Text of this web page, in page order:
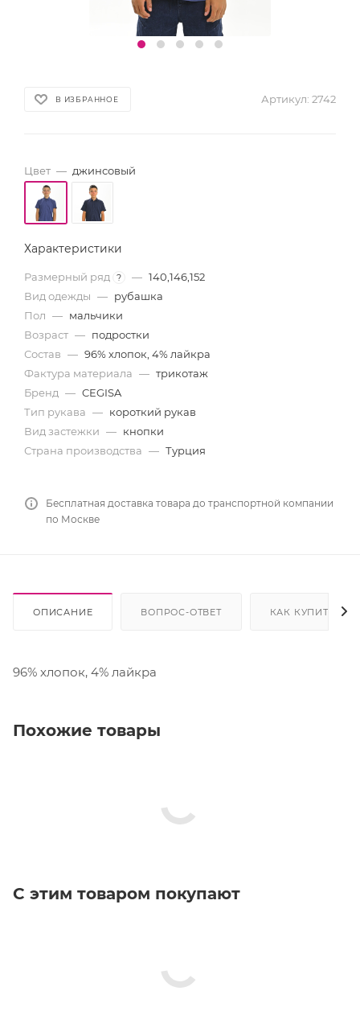
В ИЗБРАННОЕ Артикул: 2742
Цвет — джинсовый
Характеристики
Размерный ряд ? — 140,146,152
Вид одежды — рубашка
Пол — мальчики
Возраст — подростки
Состав — 96% хлопок, 4% лайкра
Фактура материала — трикотаж
Бренд — CEGISA
Тип рукава — короткий рукав
Вид застежки — кнопки
Страна производства — Турция
Бесплатная доставка товара до транспортной компании
по Москве
ОПИСАНИЕ ВОПРОС-ОТВЕТ КАК КУПИТЬ
96% хлопок, 4% лайкра
Похожие товары
С этим товаром покупают